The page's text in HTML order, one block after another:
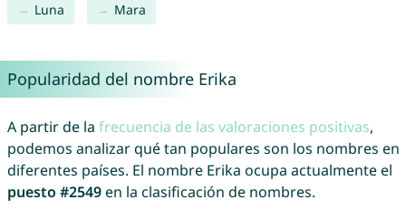
Luna Mara
Popularidad del nombre Erika
A partir de la frecuencia de las valoraciones positivas,
podemos analizar qué tan populares son los nombres en
diferentes países. El nombre Erika ocupa actualmente el
puesto #2549en la clasificación de nombres.